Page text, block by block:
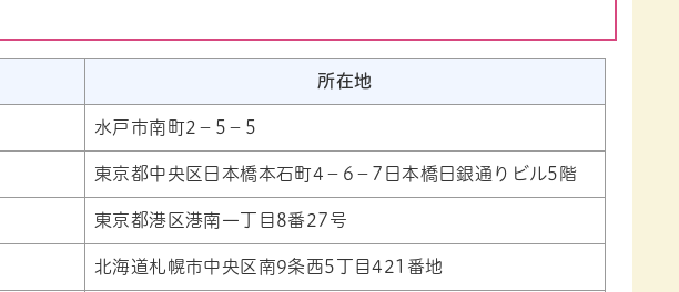
所在地
水戸市南町2−5−5
東京都中央区日本橋本石町4−6−7日本橋日銀通りビル5階
東京都港区港南一丁目8番27号
北海道札幌市中央区南9条西5丁目421番地